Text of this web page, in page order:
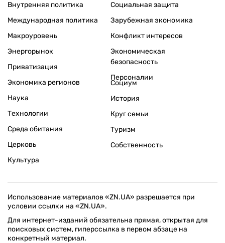
Внутренняя политика
Международная политика
Макроуровень
Энергорынок
Приватизация
Экономика регионов
Социальная защита
Зарубежная экономика
Конфликт интересов
Экономическая
безопасность
Персоналии
Наука
Технологии
Среда обитания
Церковь
Культура
Социум
История
Круг семьи
Туризм
Собственность
Использование материалов «ZN.UA» разрешается при
условии ссылки на «ZN.UA».
Для интернет-изданий обязательна прямая, открытая для
поисковых систем, гиперссылка в первом абзаце на
конкретный материал.